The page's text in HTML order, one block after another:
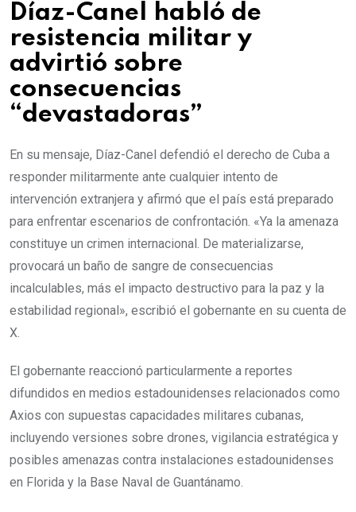
Díaz-Canel habló de
resistencia militar y
advirtió sobre
consecuencias
“devastadoras”
En su mensaje, Díaz-Canel defendió el derecho de Cuba a
responder militarmente ante cualquier intento de
intervención extranjera y afirmó que el país está preparado
para enfrentar escenarios de confrontación. «Ya la amenaza
constituye un crimen internacional. De materializarse,
provocará un baño de sangre de consecuencias
incalculables, más el impacto destructivo para la paz y la
estabilidad regional», escribió el gobernante en su cuenta de
X.
El gobernante reaccionó particularmente a reportes
difundidos en medios estadounidenses relacionados como
Axios con supuestas capacidades militares cubanas,
incluyendo versiones sobre drones, vigilancia estratégica y
posibles amenazas contra instalaciones estadounidenses
en Florida y la Base Naval de Guantánamo.